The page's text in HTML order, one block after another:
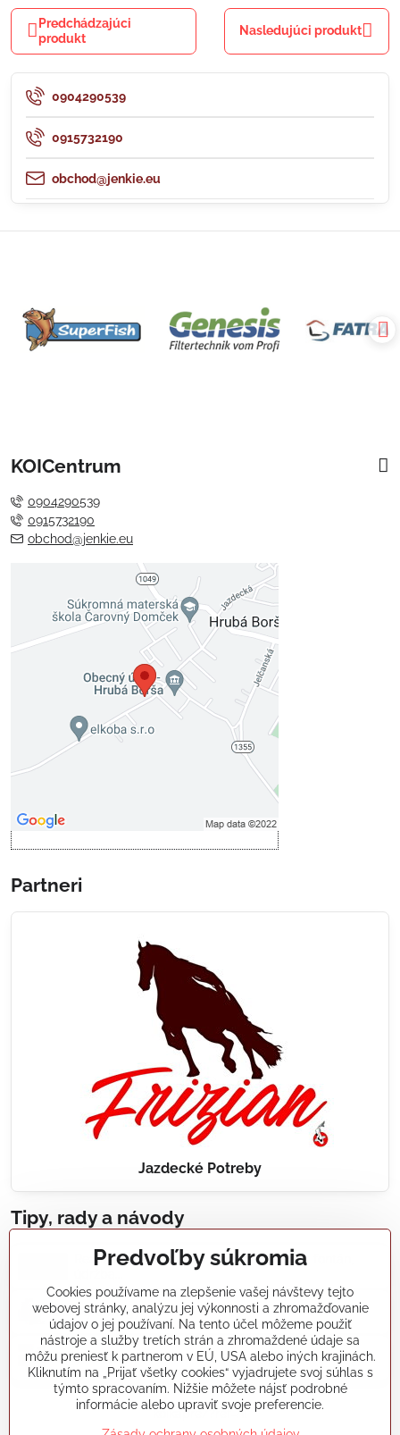
Predchádzajúci
produkt
Nasledujúci produkt
0904290539
0915732190
obchod@jenkie.eu
KOICentrum
0904290539
0915732190
obchod@jenkie.eu
Externý obsah je blokovaný
Voľbami súkromia
Prajete si načítať externý obsah?
Povoliť tentokrát
Povoliť a zapamätať - súhlas s
Partneri
Jazdecké Potreby
Tipy, rady a návody
Realizácie záhradných jazierok, bazénov, fontán,
Články a blogy
Rady a návody
koikapre/?ref=hl
Predvoľby súkromia
Cookies používame na zlepšenie vašej návštevy tejto
webovej stránky, analýzu jej výkonnosti a zhromažďovanie
údajov o jej používaní. Na tento účel môžeme použiť
nástroje a služby tretích strán a zhromaždené údaje sa
môžu preniesť k partnerom v EÚ, USA alebo iných krajinách.
Kliknutím na „Prijať všetky cookies“ vyjadrujete svoj súhlas s
týmto spracovaním. Nižšie môžete nájsť podrobné
informácie alebo upraviť svoje preferencie.